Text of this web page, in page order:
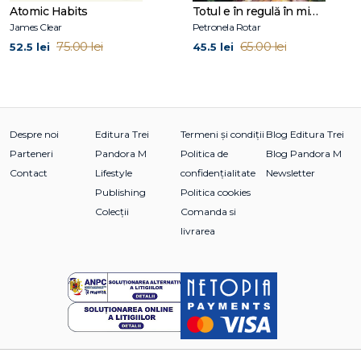
12. Noi strategii prin care să renunţi la furie schimbându‑ţi
gândurile
13. Strategii suplimentare de reducere a furiei
Anexă. Formular REBT cu autoaplicare
Bibliografie selectivă
Atomic Habits
James Clear
52.5 lei 75.00 lei
Totul e în regulă în mine și în lume
Petronela Rotar
45.5 lei 65.00 lei
Despre noi
Parteneri
Contact
Editura Trei
Pandora M
Lifestyle
Publishing
Colecții
Termeni și condiții
Politica de
confidențialitate
Politica cookies
Comanda si
livrarea
Blog Editura Trei
Blog Pandora M
Newsletter